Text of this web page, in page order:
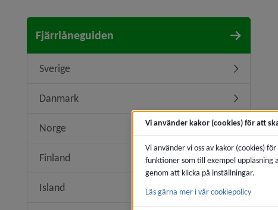
Fjärrlåneguiden
Sverige Undermeny
Danmark Undermeny
Norge
Finland Undermeny
Island Undermeny
Vi använder kakor (cookies) för att
Vi använder vi oss av kakor (cookies)
funktioner som till exempel uppläsning
genom att klicka på inställningar.
Läs gärna mer i vår cookiepolicy